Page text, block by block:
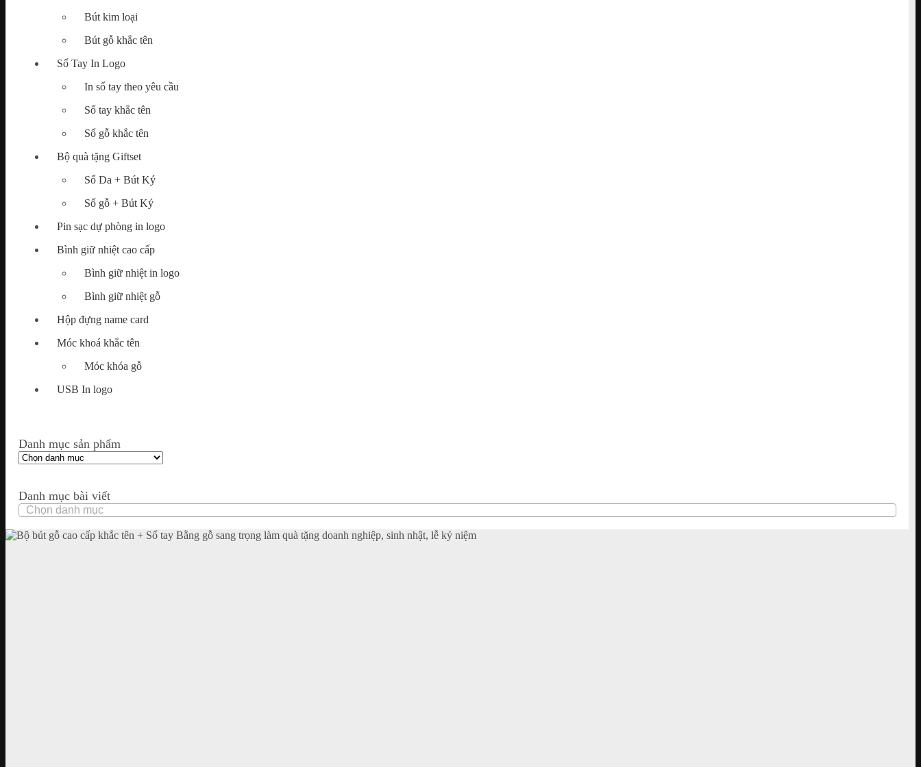
kiếm:
Chưa có sản phẩm trong giỏ hàng.
Bút kim loại
Bút gỗ khắc tên
Sổ Tay In Logo
In sổ tay theo yêu cầu
Sổ tay khắc tên
Sổ gỗ khắc tên
Bộ quà tặng Giftset
Sổ Da + Bút Ký
Sổ gỗ + Bút Ký
Pin sạc dự phòng in logo
Bình giữ nhiệt cao cấp
Bình giữ nhiệt in logo
Bình giữ nhiệt gỗ
Hộp đựng name card
Móc khoá khắc tên
Móc khóa gỗ
USB In logo
Danh mục sản phẩm
Danh mục bài viết
Danh
mục
bài